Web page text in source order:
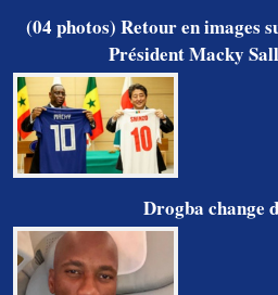
(04 photos) Retour en images
Président Macky
Drogba change